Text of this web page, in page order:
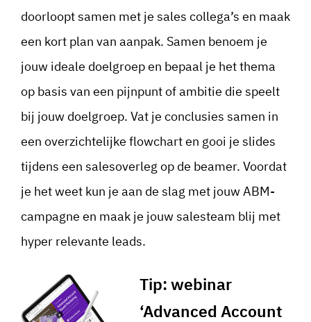
doorloopt samen met je sales collega’s en maak
een kort plan van aanpak. Samen benoem je
jouw ideale doelgroep en bepaal je het thema
op basis van een pijnpunt of ambitie die speelt
bij jouw doelgroep. Vat je conclusies samen in
een overzichtelijke flowchart en gooi je slides
tijdens een salesoverleg op de beamer. Voordat
je het weet kun je aan de slag met jouw ABM-
campagne en maak je jouw salesteam blij met
hyper relevante leads.
Tip: webinar
‘Advanced Account